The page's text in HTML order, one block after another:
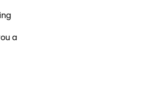
a